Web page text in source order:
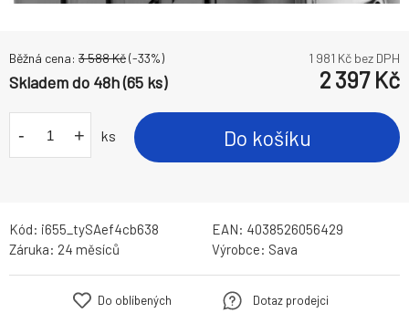
Běžná cena: 3 588Kč(-33%) 1 981 Kč bez DPH
Skladem do 48h (65 ks) 2 397Kč
- + ks Do košíku
Kód: i655_tySAef4cb638 EAN: 4038526056429
Záruka: 24 měsíců Výrobce: Sava
Do oblíbených
Dotaz prodejci